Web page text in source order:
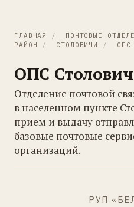
ГЛАВНАЯ / ПОЧТОВЫЕ
РАЙОН
/ СТОЛОВИЧИ / ОПС
ОПС
Отделение почтовой
в населенном пункте
прием и выдачу
базовые почтовые
организаций.
РУП